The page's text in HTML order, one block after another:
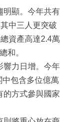
明顯。今年共有
中三人更突破
資產高達2.4萬
和。
響力日增。今年
中包含多位億萬
的方式參與國家